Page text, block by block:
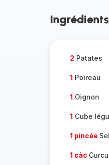
Ingrédients
2 Patates
1 Poireau
1 Oignon
1 Cube
1 pincée Sel
1 càc